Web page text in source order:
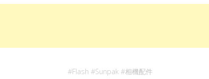
#Flash #Sunpak#相機配件